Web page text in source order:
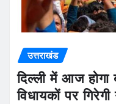
उत्तराखंड
दिल्ली में आज
विधायकों पर